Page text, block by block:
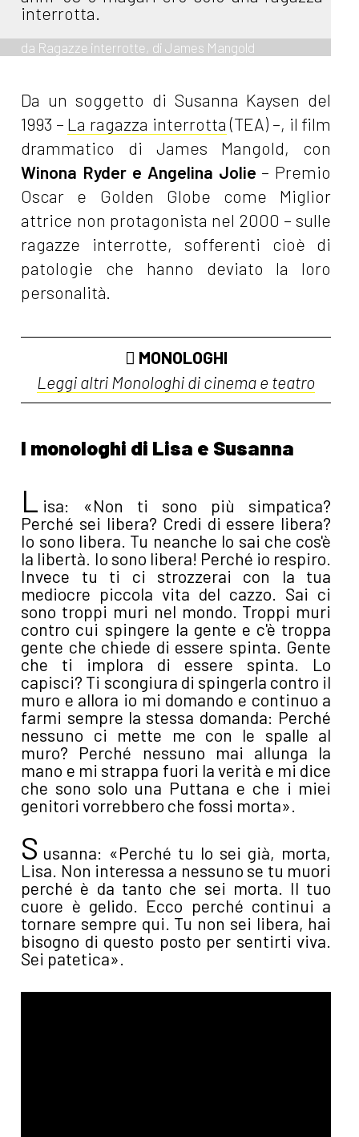
interrotta.
da Ragazze interrotte, di James Mangold
Da un soggetto di Susanna Kaysen del
1993 – La ragazza interrotta (TEA) –, il film
drammatico di James Mangold, con
Winona Ryder e Angelina Jolie – Premio
Oscar e Golden Globe come Miglior
attrice non protagonista nel 2000 – sulle
ragazze interrotte, sofferenti cioè di
patologie che hanno deviato la loro
personalità.
MONOLOGHI
Leggi altri Monologhi di cinema e teatro
I monologhi di Lisa e Susanna
L isa: «Non ti sono più simpatica?
Perché sei libera? Credi di essere libera?
Io sono libera. Tu neanche lo sai che cos'è
la libertà. Io sono libera! Perché io respiro.
Invece tu ti ci strozzerai con la tua
mediocre piccola vita del cazzo. Sai ci
sono troppi muri nel mondo. Troppi muri
contro cui spingere la gente e c'è troppa
gente che chiede di essere spinta. Gente
che ti implora di essere spinta. Lo
capisci? Ti scongiura di spingerla contro il
muro e allora io mi domando e continuo a
farmi sempre la stessa domanda: Perché
nessuno ci mette me con le spalle al
muro? Perché nessuno mai allunga la
mano e mi strappa fuori la verità e mi dice
che sono solo una Puttana e che i miei
genitori vorrebbero che fossi morta».
S usanna: «Perché tu lo sei già, morta,
Lisa. Non interessa a nessuno se tu muori
perché è da tanto che sei morta. Il tuo
cuore è gelido. Ecco perché continui a
tornare sempre qui. Tu non sei libera, hai
bisogno di questo posto per sentirti viva.
Sei patetica».